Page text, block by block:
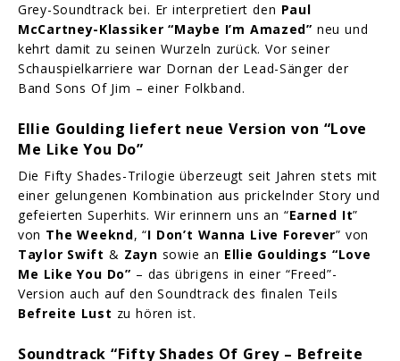
Grey-Soundtrack bei. Er interpretiert den Paul
McCartney-Klassiker “Maybe I’m Amazed” neu und
kehrt damit zu seinen Wurzeln zurück. Vor seiner
Schauspielkarriere war Dornan der Lead-Sänger der
Band Sons Of Jim – einer Folkband.
Ellie Goulding liefert neue Version von “Love
Me Like You Do”
Die Fifty Shades-Trilogie überzeugt seit Jahren stets mit
einer gelungenen Kombination aus prickelnder Story und
gefeierten Superhits. Wir erinnern uns an “Earned It”
von The Weeknd, “I Don’t Wanna Live Forever” von
Taylor Swift & Zayn sowie an Ellie Gouldings “Love
Me Like You Do” – das übrigens in einer “Freed”-
Version auch auf den Soundtrack des finalen Teils
Befreite Lust zu hören ist.
Soundtrack “Fifty Shades Of Grey – Befreite